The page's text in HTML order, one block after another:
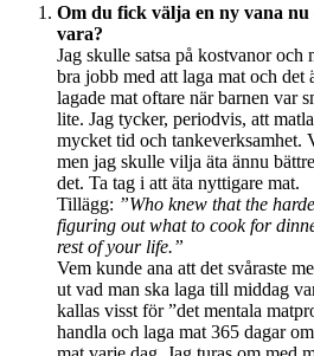
Om du fick välja en ny vana
vara?
Jag skulle satsa på kostvanor
bra jobb med att laga mat och det
lagade mat oftare när barnen var
lite. Jag tycker, periodvis, att
mycket tid och tankeverksamhet.
men jag skulle vilja äta ännu
det. Ta tag i att äta nyttigare mat.
Tillägg: ”Who knew that the
figuring out what to cook for
rest of your life.”
Vem kunde ana att det svåraste
ut vad man ska laga till middag
kallas visst för ”det mentala
handla och laga mat 365 dagar